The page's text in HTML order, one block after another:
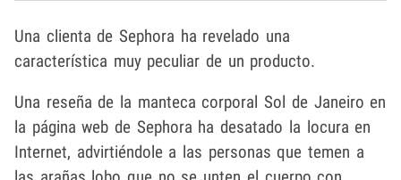
Una clienta de Sephora ha revelado una
característica muy peculiar de un producto.
Una reseña de la manteca corporal Sol de Janeiro en
la página web de Sephora ha desatado la locura en
Internet, advirtiéndole a las personas que temen a